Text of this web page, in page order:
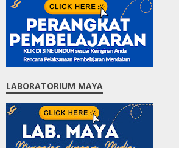
LABORATORIUM MAYA